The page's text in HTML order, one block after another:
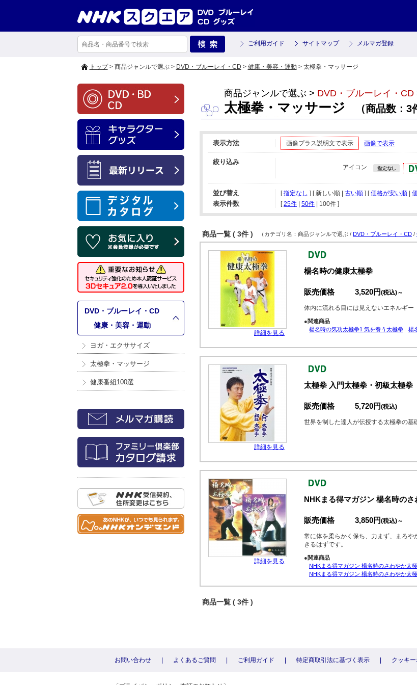
ご利用ガイド サイトマップ メルマガ登録
トップ> 商品ジャンルで選ぶ > DVD・ブルーレイ・CD > 健康・美容・運動> 太極拳・マッサージ
DVD・ブルーレイ・CD
健康・美容・運動
ヨガ・エクササイズ
太極拳・マッサージ
健康番組100選
商品ジャンルで選ぶ > DVD・ブルーレイ・CD
太極拳・マッサージ （商品数：3
表示方法 画像プラス説明文で表示 画像で表示
絞り込み
アイコン
並び替え [指定なし ] [ 新しい順 | 古い順 ] [価格が安い順
表示件数 [ 25件 50件 100件 ]
商品一覧 ( 3件 ) （カテゴリ名：商品ジャンルで選ぶ / DVD・ブルーレイ・CD /
詳細を見る
楊名時の健康太極拳
販売価格 3,520円(税込)～
体内に流れる目には見えないエネルギー
●関連商品
楊名時の気功太極拳1 気を養う太極拳
楊
詳細を見る
太極拳 入門太極拳・初級太極拳
販売価格 5,720円(税込)
世界を制した達人が伝授する太極拳の基
詳細を見る
NHKまる得マガジン 楊名時のさ
販売価格 3,850円(税込)～
常に体を柔らかく保ち、力まず、まろ
きるはずです。
●関連商品
NHKまる得マガジン 楊名時のさわやか太
NHKまる得マガジン 楊名時のさわやか太
商品一覧 ( 3件 )
お問い合わせ よくあるご質問 ご利用ガイド 特定商取引法に基づく表示 クッキ